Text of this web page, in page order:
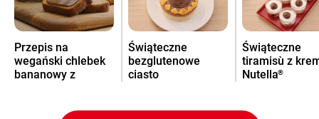
Przepis na
wegański chlebek
bananowy z
Świąteczne
bezglutenowe
ciasto
Świąteczne
tiramisù z
Nutella®